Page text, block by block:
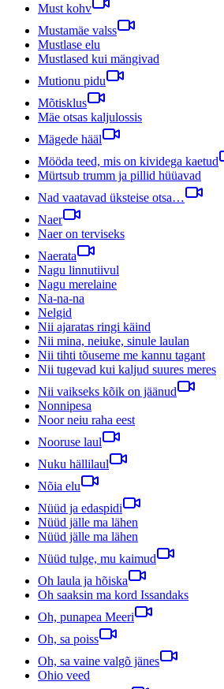
Must kohv
Mustamäe valss
Mustlase elu
Mustlased kui mängivad
Mutionu pidu
Mõtisklus
Mäe otsas kaljulossis
Mägede hääl
Mööda teed, mis on kividega kaetud
Mürtsub trumm ja pillid hüüavad
Nad vaatavad üksteise otsa…
Naer
Naer on terviseks
Naerata
Nagu linnutiivul
Nagu merelaine
Na-na-na
Nelgid
Nii ajaratas ringi käind
Nii mina, neiuke, sinule laulan
Nii tihti tõuseme me kannu tagant
Nii tugevad kui kaljud suures meres
Nii vaikseks kõik on jäänud
Nonnipesa
Noor neiu raha eest
Nooruse laul
Nuku hällilaul
Nõia elu
Nüüd ja edaspidi
Nüüd jälle ma lähen
Nüüd jälle ma lähen
Nüüd tulge, mu kaimud
Oh laula ja hõiska
Oh saaksin ma kord Issandaks
Oh, punapea Meeri
Oh, sa poiss
Oh, sa vaine valgõ jänes
Ohio veed